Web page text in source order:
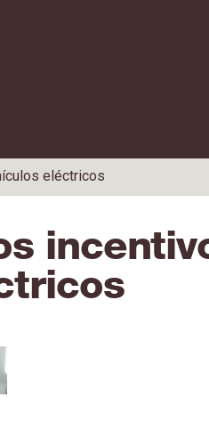
eléctricos